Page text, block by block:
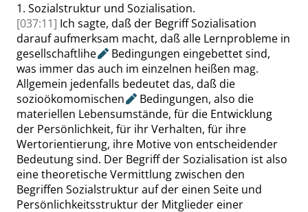
1. Sozialstruktur und Sozialisation.
[037:11] Ich sagte, daß der Begriff Sozialisation
darauf aufmerksam macht, daß alle Lernprobleme in
gesellschaftlihe
Bedingungen eingebettet sind,
was immer das auch im einzelnen heißen mag.
Allgemein jedenfalls bedeutet das, daß die
sozioökomomischen
Bedingungen, also die
materiellen Lebensumstände, für die Entwicklung
der Persönlichkeit, für ihr Verhalten, für ihre
Wertorientierung, ihre Motive von entscheidender
Bedeutung sind. Der Begriff der Sozialisation ist also
eine theoretische Vermittlung zwischen den
Begriffen Sozialstruktur auf der einen Seite und
Persönlichkeitsstruktur der Mitglieder einer